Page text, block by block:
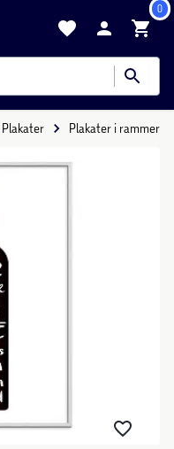
0
Plakater Plakater i rammer